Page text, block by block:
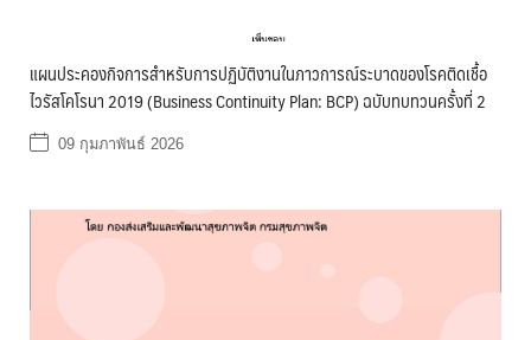
แผนประคองกิจการสำหรับการปฏิบัติงานในภาวการณ์ระบาดของโรคติดเชื้อ
ไวรัสโคโรนา 2019 (Business Continuity Plan: BCP) ฉบับทบทวนครั้งที่ 2
09 กุมภาพันธ์ 2026